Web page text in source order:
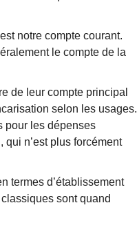
notre compte courant.
le compte de la
de leur compte principal
selon les usages.
pour les dépenses
n’est plus forcément
termes d’établissement
sont quand